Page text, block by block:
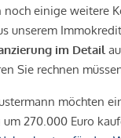
einige weitere
unserem
im Detail
Sie rechnen
möchten
270.000 Euro